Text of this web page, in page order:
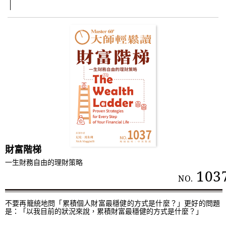
財富階梯
一生財務自由的理財策略
NO.
不要再籠統地問「累積個人財富最穩健的方式是什麼？」更好的問題
是：「以我目前的狀況來說，累積財富最穩健的方式是什麼？」